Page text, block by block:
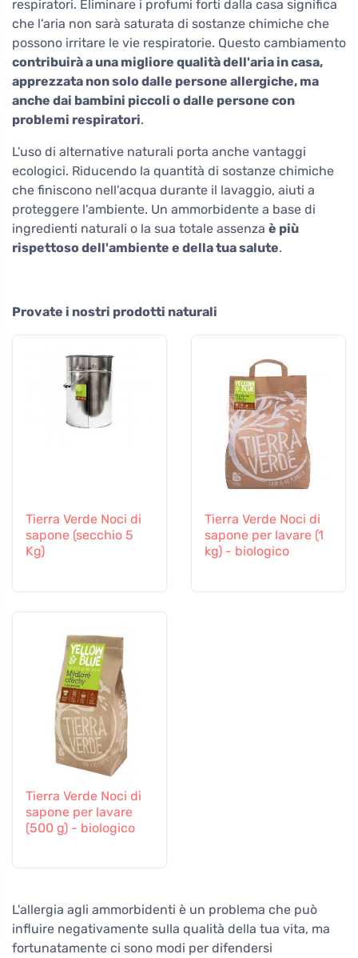
respiratori. Eliminare i profumi forti dalla casa significa
che l'aria non sarà saturata di sostanze chimiche che
possono irritare le vie respiratorie. Questo cambiamento
contribuirà a una migliore qualità dell'aria in casa,
apprezzata non solo dalle persone allergiche, ma
anche dai bambini piccoli o dalle persone con
problemi respiratori.
L'uso di alternative naturali porta anche vantaggi
ecologici. Riducendo la quantità di sostanze chimiche
che finiscono nell'acqua durante il lavaggio, aiuti a
proteggere l'ambiente. Un ammorbidente a base di
ingredienti naturali o la sua totale assenza è più
rispettoso dell'ambiente e della tua salute.
Provate i nostri prodotti naturali
Tierra Verde Noci di
sapone (secchio 5
Kg)
Tierra Verde Noci di
sapone per lavare (1
kg) - biologico
Tierra Verde Noci di
sapone per lavare
(500 g) - biologico
L'allergia agli ammorbidenti è un problema che può
influire negativamente sulla qualità della tua vita, ma
fortunatamente ci sono modi per difendersi